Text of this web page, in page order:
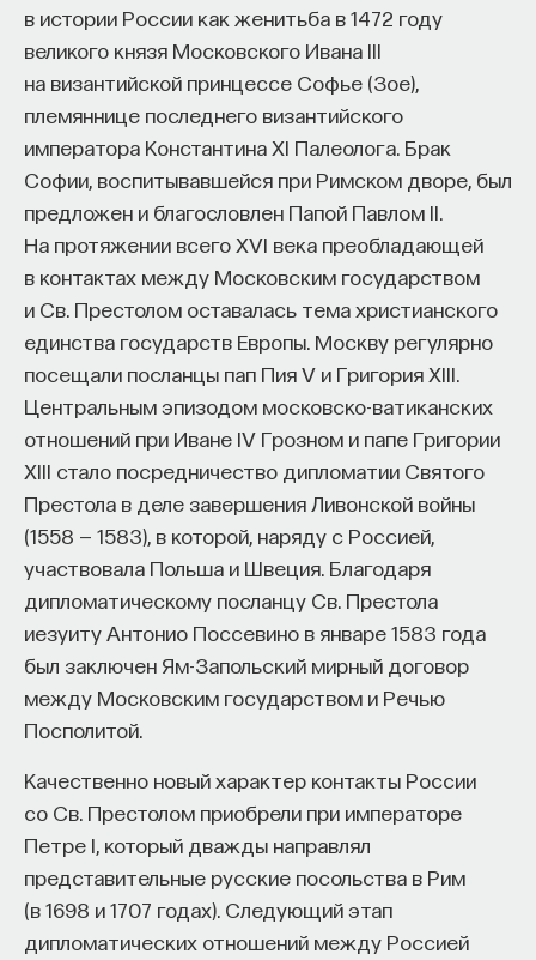
в истории России как женитьба в 1472 году
великого князя Московского Ивана III
на византийской принцессе Софье (Зое),
племяннице последнего византийского
императора Константина XI Палеолога. Брак
Софии, воспитывавшейся при Римском дворе, был
предложен и благословлен Папой Павлом II.
На протяжении всего XVI века преобладающей
в контактах между Московским государством
и Св. Престолом оставалась тема христианского
единства государств Европы. Москву регулярно
посещали посланцы пап Пия V и Григория XIII.
Центральным эпизодом московско-ватиканских
отношений при Иване IV Грозном и папе Григории
XIII стало посредничество дипломатии Святого
Престола в деле завершения Ливонской войны
(1558 — 1583), в которой, наряду с Россией,
участвовала Польша и Швеция. Благодаря
дипломатическому посланцу Св. Престола
иезуиту Антонио Поссевино в январе 1583 года
был заключен Ям-Запольский мирный договор
между Московским государством и Речью
Посполитой.
Качественно новый характер контакты России
со Св. Престолом приобрели при императоре
Петре I, который дважды направлял
представительные русские посольства в Рим
(в 1698 и 1707 годах). Следующий этап
дипломатических отношений между Россией